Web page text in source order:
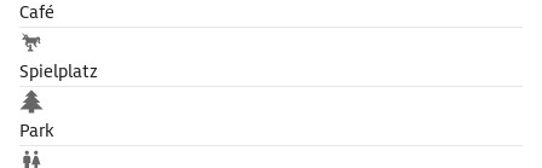
Café
Spielplatz
Park